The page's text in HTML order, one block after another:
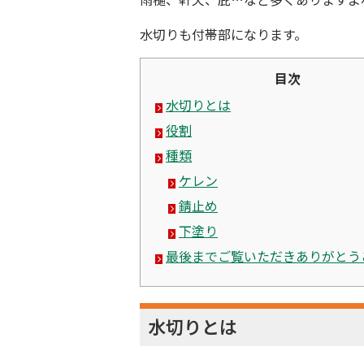
水切りも付帯部になります。
目次
水切りとは
役割
種類
ケレン
錆止め
下塗り
最後までご覧いただきありがと
水切りとは